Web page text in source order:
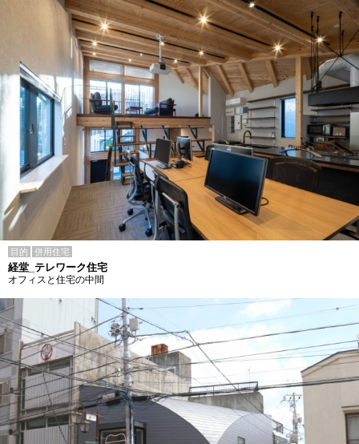
目的 併用住宅
経堂_テレワーク住宅
オフィスと住宅の中間